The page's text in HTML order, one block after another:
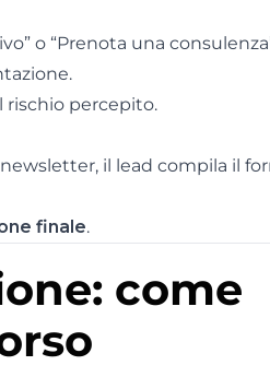
o “Prenota una
rischio percepito.
il lead compila il
finale.
come